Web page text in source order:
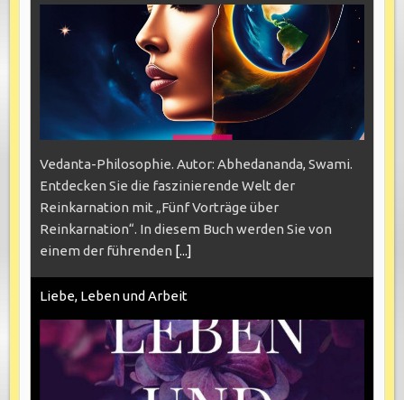
Vedanta-Philosophie. Autor: Abhedananda, Swami.
Entdecken Sie die faszinierende Welt der
Reinkarnation mit „Fünf Vorträge über
Reinkarnation“. In diesem Buch werden Sie von
einem der führenden [...]
Liebe, Leben und Arbeit